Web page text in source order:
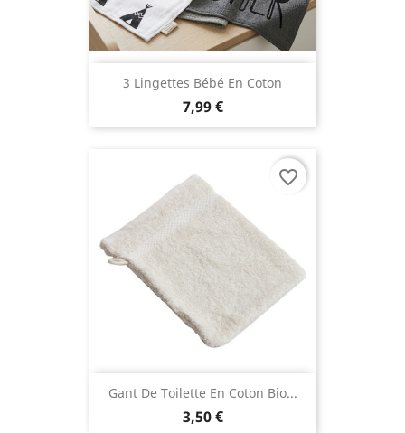
3 Lingettes Bébé En Coton
7,99 €
Gant De Toilette En Coton Bio...
3,50 €
favorite_border